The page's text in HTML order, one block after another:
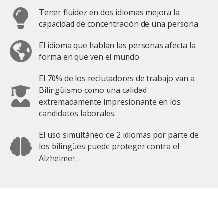
Tener fluidez en dos idiomas mejora la
capacidad de concentración de una persona.
El idioma que hablan las personas afecta la
forma en que ven el mundo
El 70% de los reclutadores de trabajo van a
Bilingüismo como una calidad
extremadamente impresionante en los
candidatos laborales.
El uso simultáneo de 2 idiomas por parte de
los bilingües puede proteger contra el
Alzheimer.